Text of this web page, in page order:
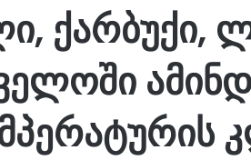
ქარბუქი,